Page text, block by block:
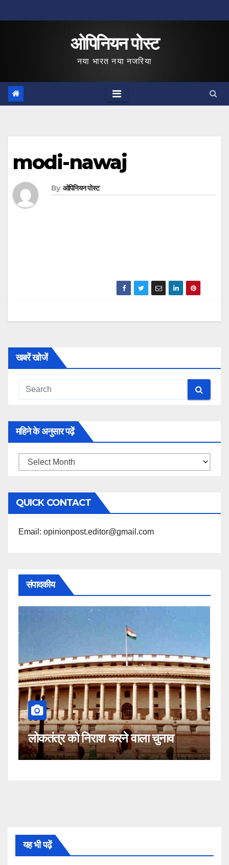
to
ओपिनियन पोस्ट
नया भारत नया नजरिया
modi-nawaj
By ओपिनियन पोस्ट
खबरें खोजें
महिने के अनुसार पढ़ें
महिने
अनुसार
पढ़ें
QUICK CONTACT
Email: opinionpost.editor@gmail.com
संपादकीय
चुनाव
कहीं यह सीजेआई के खिलाफ साजिश
नहीं!
यह भी पढ़ें